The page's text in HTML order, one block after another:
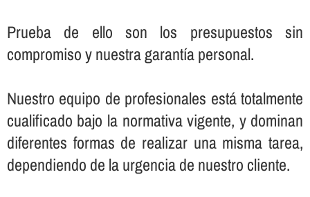
Prueba de ello son los presupuestos sin
compromiso y nuestra garantí­a personal.
Nuestro equipo de profesionales está totalmente
cualificado bajo la normativa vigente, y dominan
diferentes formas de realizar una misma tarea,
dependiendo de la urgencia de nuestro cliente.